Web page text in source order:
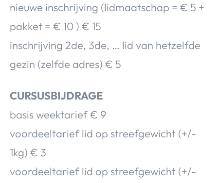
nieuwe inschrijving (lidmaatschap = € 5 +
pakket = € 10 ) € 15
inschrijving 2de, 3de, … lid van hetzelfde
gezin (zelfde adres) € 5
CURSUSBIJDRAGE
basis weektarief € 9
voordeeltarief lid op streefgewicht (+/-
1kg) € 3
voordeeltarief lid op streefgewicht (+/-